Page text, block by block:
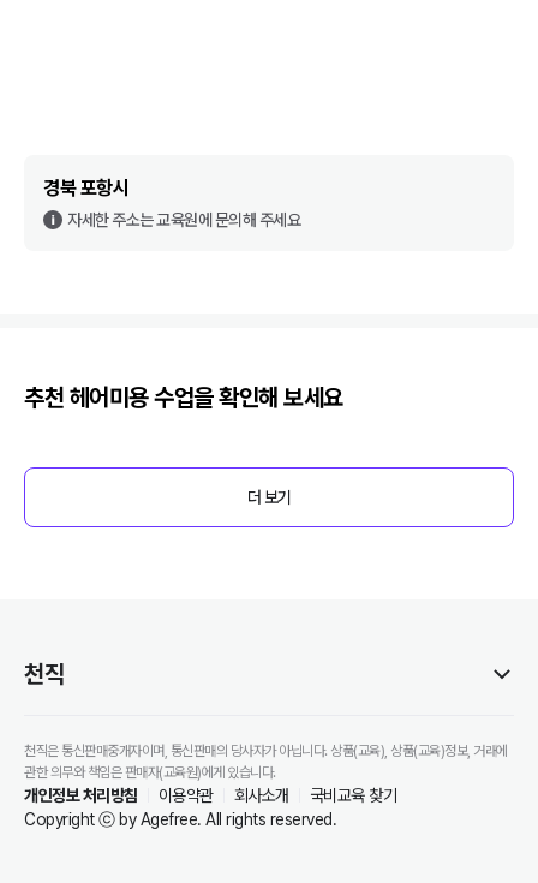
경북 포항시
자세한 주소는 교육원에 문의해 주세요
추천 헤어미용수업을 확인해 보세요
더 보기
천직
천직은 통신판매중개자이며, 통신판매의 당사자가 아닙니다. 상품(교육), 상품(교육)정보, 거래에
관한 의무와 책임은 판매자(교육원)에게 있습니다.
개인정보 처리방침 이용약관 회사소개
국비교육 찾기
Copyright ⓒ by Agefree. All rights reserved.